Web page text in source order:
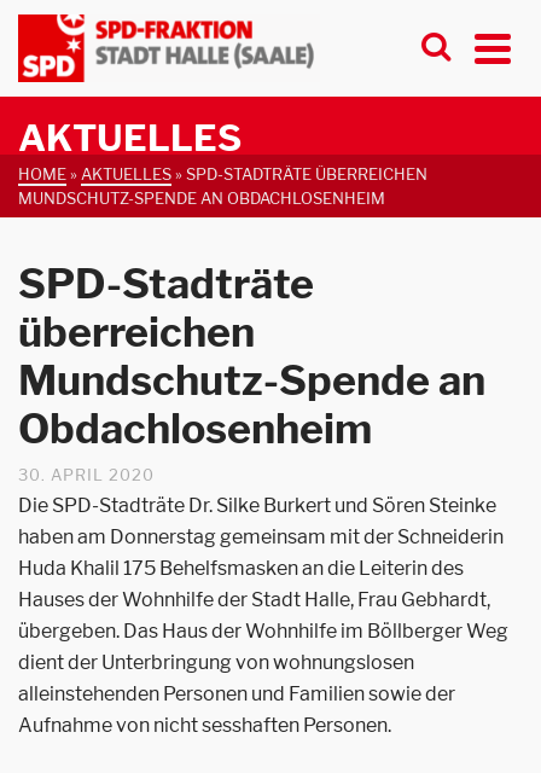
AKTUELLES
HOME» AKTUELLES»SPD-STADTRÄTE ÜBERREICHEN
MUNDSCHUTZ-SPENDE AN OBDACHLOSENHEIM
SPD-Stadträte
überreichen
Mundschutz-Spende an
Obdachlosenheim
30. APRIL 2020
Die SPD-Stadträte Dr. Silke Burkert und Sören Steinke
haben am Donnerstag gemeinsam mit der Schneiderin
Huda Khalil 175 Behelfsmasken an die Leiterin des
Hauses der Wohnhilfe der Stadt Halle, Frau Gebhardt,
übergeben. Das Haus der Wohnhilfe im Böllberger Weg
dient der Unterbringung von wohnungslosen
alleinstehenden Personen und Familien sowie der
Aufnahme von nicht sesshaften Personen.